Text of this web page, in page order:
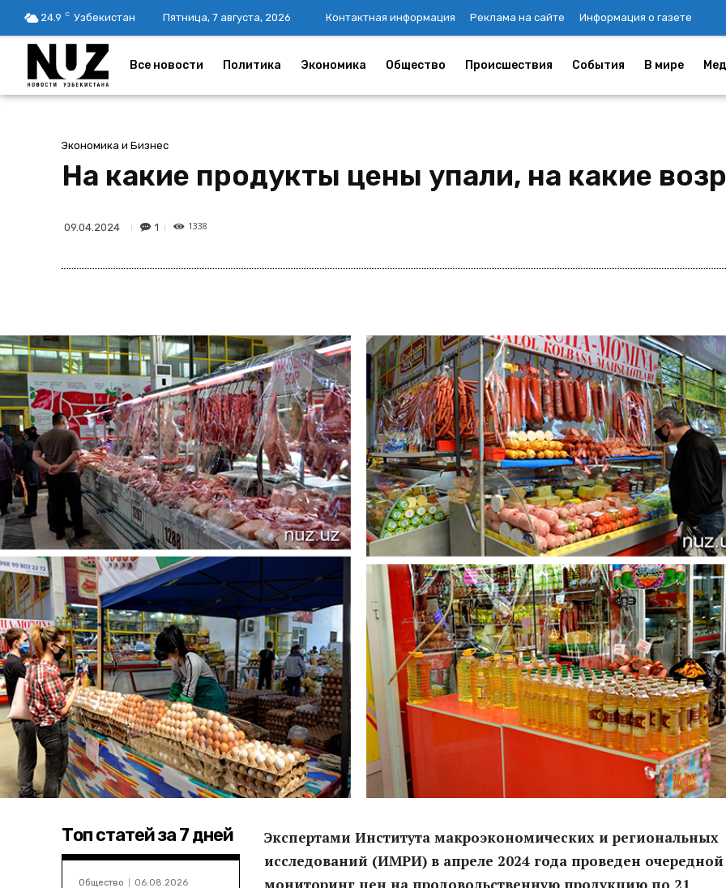
24.9 C Узбекистан Пятница, 7 августа, 2026 Контактная информация Реклама на сайте Информация о газете
Все новости Политика Экономика Общество Происшествия События В мире
Экономика и Бизнес
На какие продукты цены упали, на какие
09.04.2024 1 1338
Топ статей за 7 дней
Общество 06.08.2026
Экспертами Института макроэкономических и региональных
исследований (ИМРИ) в апреле 2024 года проведен очередной
мониторинг цен на продовольственную продукцию по 21